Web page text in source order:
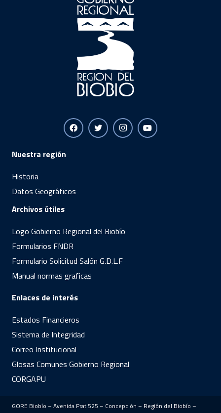
Nuestra región
Historia
Datos Geográficos
Archivos útiles
Logo Gobierno Regional del Biobío
Formularios FNDR
Formulario Solicitud Salón G.D.L.F
Manual normas graficas
Enlaces de interés
Estados Financieros
Sistema de Integridad
Correo Institucional
Glosas Comunes Gobierno Regional
CORGAPU
GORE Biobío – Avenida Prat 525 – Concepción – Región del Biobío –